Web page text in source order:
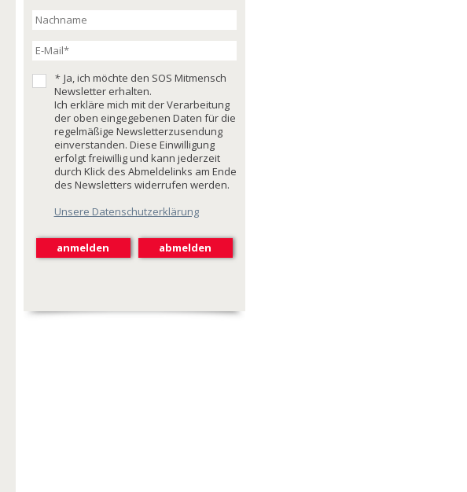
* Ja, ich möchte den SOS Mitmensch
Newsletter erhalten.
Ich erkläre mich mit der Verarbeitung
der oben eingegebenen Daten für die
regelmäßige Newsletterzusendung
einverstanden. Diese Einwilligung
erfolgt freiwillig und kann jederzeit
durch Klick des Abmeldelinks am Ende
des Newsletters widerrufen werden.
Unsere Datenschutzerklärung